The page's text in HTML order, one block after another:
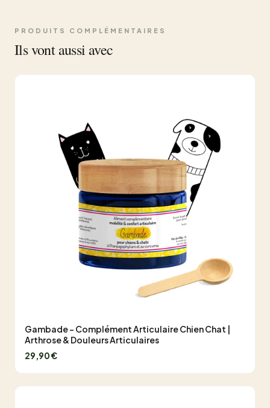
PRODUITS COMPLÉMENTAIRES
Ils vont aussi avec
Gambade - Complément Articulaire Chien Chat |
Arthrose & Douleurs Articulaires
29,90 €